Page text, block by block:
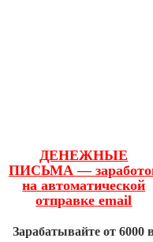
ДЕНЕЖНЫЕ
ПИСЬМА —
на автоматической
отправке email
Зарабатывайте от 6000